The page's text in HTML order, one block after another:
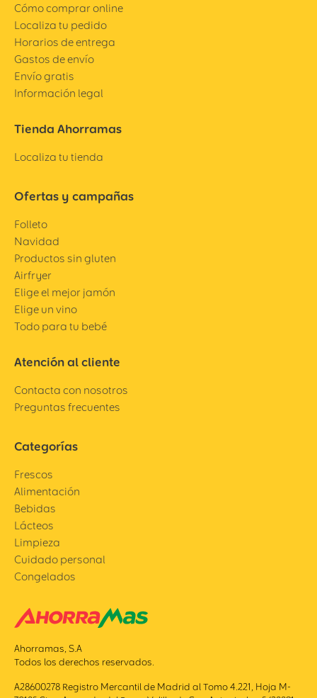
Cómo comprar online
Localiza tu pedido
Horarios de entrega
Gastos de envío
Envío gratis
Información legal
Tienda Ahorramas
Localiza tu tienda
Ofertas y campañas
Folleto
Navidad
Productos sin gluten
Airfryer
Elige el mejor jamón
Elige un vino
Todo para tu bebé
Atención al cliente
Contacta con nosotros
Preguntas frecuentes
Categorías
Frescos
Alimentación
Bebidas
Lácteos
Limpieza
Cuidado personal
Congelados
Ahorramas, S.A
Todos los derechos reservados.
A28600278 Registro Mercantil de Madrid al Tomo 4.221, Hoja M-